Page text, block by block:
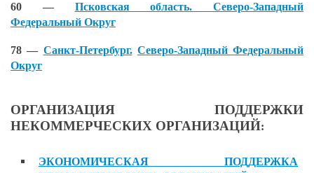
60 — Псковская область. Северо-Западный
Федеральный Округ
78 — Санкт-Петербург. Северо-Западный Федеральный
Округ
ОРГАНИЗАЦИЯ ПОДДЕРЖКИ
НЕКОММЕРЧЕСКИХ ОРГАНИЗАЦИЙ:
ЭКОНОМИЧЕСКАЯ ПОДДЕРЖКА